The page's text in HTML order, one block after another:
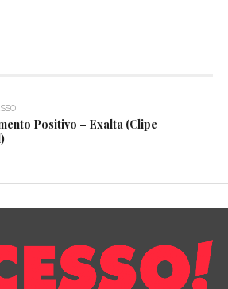
Positivo – Exalta (Clipe